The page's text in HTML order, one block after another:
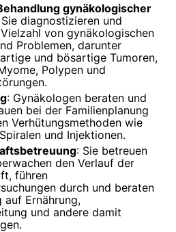
gynäkologischer
Sie diagnostizieren und
von gynäkologischen
Problemen, darunter
und bösartige Tumoren,
Polypen und
: Gynäkologen beraten und
bei der Familienplanung
Verhütungsmethoden wie
und Injektionen.
: Sie betreuen
den Verlauf der
führen
durch und beraten
auf Ernährung,
und andere damit